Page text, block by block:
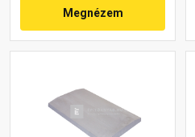
Megnézem